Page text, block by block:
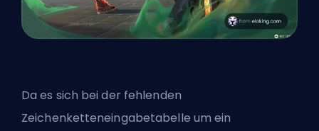
Da es sich bei der fehlenden
Zeichenketteneingabetabelle um ein